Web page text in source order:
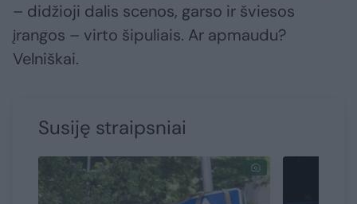
– didžioji dalis scenos, garso ir šviesos
įrangos – virto šipuliais. Ar apmaudu?
Velniškai.
Susiję straipsniai